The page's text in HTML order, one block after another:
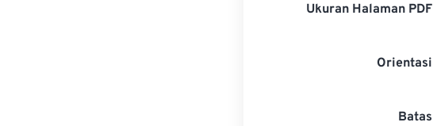
Ukuran Halaman PDF
Orientasi
Batas